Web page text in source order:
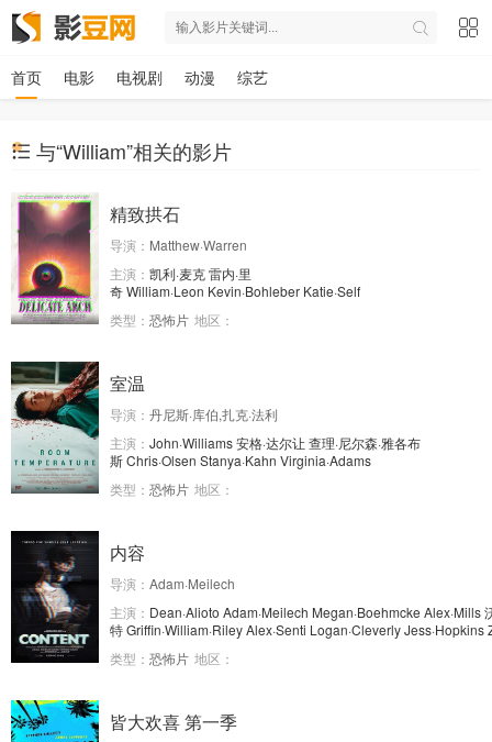
首页 电影 电视剧 动漫 综艺
与“William”相关的影片
精致拱石
导演： Matthew·Warren
主演： 凯利·麦克雷内·里
奇William·Leon Kevin·Bohleber Katie·Self
类型： 恐怖片 地区：
室温
导演： 丹尼斯·库伯,扎克·法利
主演： John·Williams安格·达尔让查理·尼尔森·雅各布
斯Chris·Olsen Stanya·Kahn Virginia·Adams
类型： 恐怖片 地区：
内容
导演： Adam·Meilech
主演： Dean·Alioto Adam·Meilech Megan·Boehmcke Alex·Mills
特Griffin·William·RileyAlex·Senti Logan·CleverlyJess·Hopkins
类型： 恐怖片 地区：
皆大欢喜 第一季